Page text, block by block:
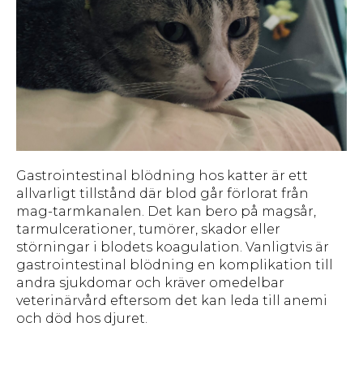
Gastrointestinal blödning hos katter är ett
allvarligt tillstånd där blod går förlorat från
mag-tarmkanalen. Det kan bero på magsår,
tarmulcerationer, tumörer, skador eller
störningar i blodets koagulation. Vanligtvis är
gastrointestinal blödning en komplikation till
andra sjukdomar och kräver omedelbar
veterinärvård eftersom det kan leda till anemi
och död hos djuret.